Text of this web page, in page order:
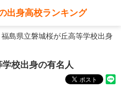
出身高校ランキング
福島県立磐城桜が丘高等学校出身
校出身の有名人